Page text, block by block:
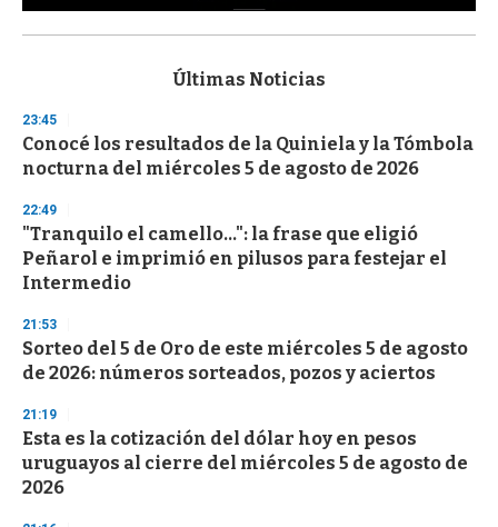
s
d
s
o
f
3
s
e
c
o
d
s
Últimas Noticias
23:45
Conocé los resultados de la Quiniela y la Tómbola
nocturna del miércoles 5 de agosto de 2026
22:49
"Tranquilo el camello...": la frase que eligió
Peñarol e imprimió en pilusos para festejar el
Intermedio
21:53
Sorteo del 5 de Oro de este miércoles 5 de agosto
de 2026: números sorteados, pozos y aciertos
21:19
Esta es la cotización del dólar hoy en pesos
uruguayos al cierre del miércoles 5 de agosto de
2026